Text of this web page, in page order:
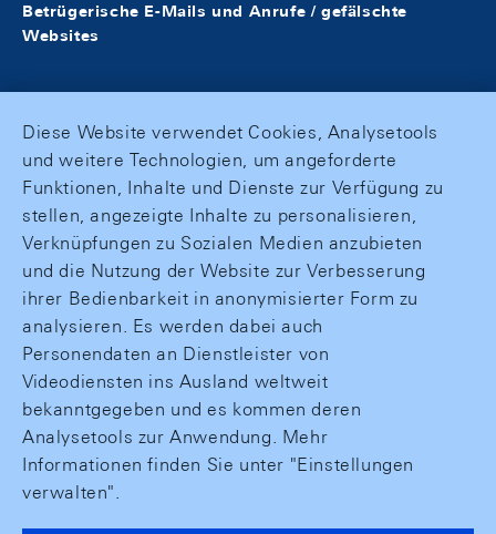
Betrügerische E-Mails und Anrufe / gefälschte
Websites
Diese Website verwendet Cookies, Analysetools
und weitere Technologien, um angeforderte
Funktionen, Inhalte und Dienste zur Verfügung zu
stellen, angezeigte Inhalte zu personalisieren,
Verknüpfungen zu Sozialen Medien anzubieten
und die Nutzung der Website zur Verbesserung
ihrer Bedienbarkeit in anonymisierter Form zu
analysieren. Es werden dabei auch
Personendaten an Dienstleister von
Videodiensten ins Ausland weltweit
bekanntgegeben und es kommen deren
Analysetools zur Anwendung. Mehr
Informationen finden Sie unter "Einstellungen
verwalten".